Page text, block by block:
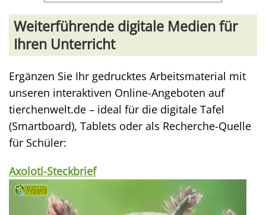
Weiterführende digitale Medien für
Ihren Unterricht
Ergänzen Sie Ihr gedrucktes Arbeitsmaterial mit
unseren interaktiven Online-Angeboten auf
tierchenwelt.de – ideal für die digitale Tafel
(Smartboard), Tablets oder als Recherche-Quelle
für Schüler:
Axolotl-Steckbrief